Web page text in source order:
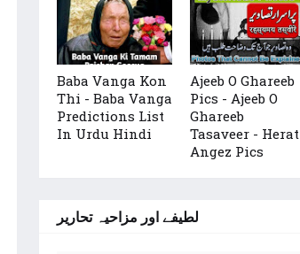
Baba Vanga Kon
Thi - Baba Vanga
Predictions List
In Urdu Hindi
Ajeeb O Ghareeb
Pics - Ajeeb O
Ghareeb
Tasaveer - Herat
Angez Pics
لطیفے اور مزاحیہ تحاریر